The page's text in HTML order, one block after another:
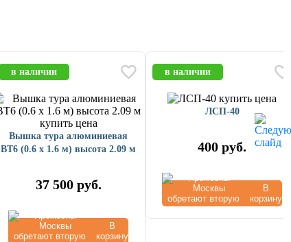
в наличии
Вышка тура алюминиевая
ВТ6 (0.6 х 1.6 м) высота 2.09 м
37 500 руб.
В
корзину
в наличии
ЛСП-40
400 руб.
В
корзину